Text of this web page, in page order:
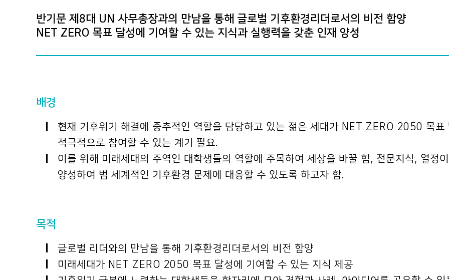
반기문 제8대 UN 사무총장과의 만남을 통해 글로벌 기후환경리더로서의 비전 함양
NET ZERO 목표 달성에 기여할 수 있는 지식과 실행력을 갖춘 인재 양성
배경
현재 기후위기 해결에 중추적인 역할을 담당하고 있는 젊은 세대가 NET ZERO 2050 목표
적극적으로 참여할 수 있는 계기 필요.
이를 위해 미래세대의 주역인 대학생들의 역할에 주목하여 세상을 바꿀 힘, 전문지식, 열정
양성하여 범 세계적인 기후환경 문제에 대응할 수 있도록 하고자 함.
목적
글로벌 리더와의 만남을 통해 기후환경리더로서의 비전 함양
미래세대가 NET ZERO 2050 목표 달성에 기여할 수 있는 지식 제공